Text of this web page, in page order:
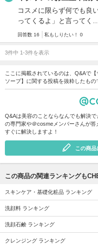
コスメに限らず何でも良
ってくるよ」と言ってく…
回答数 16 私もしりたい！ 0
3件中 1-3件を表示
ここに掲載されているのは、Q&Aで
ソープ】に関する投稿を抜粋したもの
Q&Aは美容のことならなんでも解決
の専門家や＠cosmeメンバーさんが
すぐに解決しますよ！
この商
この商品の関連ランキングも
スキンケア・基礎化粧品 ランキング
洗顔料 ランキング
洗顔石鹸 ランキング
クレンジング ランキング